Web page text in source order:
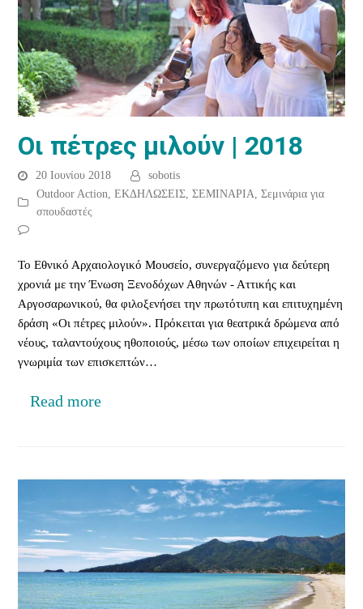
Οι πέτρες μιλούν | 2018
20 Ιουνίου 2018
sobotis
Outdoor Action ,ΕΚΔΗΛΩΣΕΙΣ ,ΣΕΜΙΝΑΡΙΑ ,Σεμινάρια για
σπουδαστές
Το Εθνικό Αρχαιολογικό Μουσείο, συνεργαζόμενο για δεύτερη
χρονιά με την Ένωση Ξενοδόχων Αθηνών - Αττικής και
Αργοσαρωνικού, θα φιλοξενήσει την πρωτότυπη και επιτυχημένη
δράση «Οι πέτρες μιλούν». Πρόκειται για θεατρικά δρώμενα από
νέους, ταλαντούχους ηθοποιούς, μέσω των οποίων επιχειρείται η
γνωριμία των επισκεπτών…
Read more